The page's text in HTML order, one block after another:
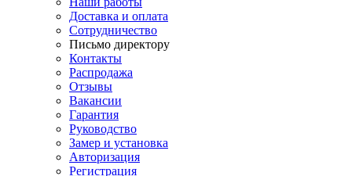
Доставка и оплата
Сотрудничество
Письмо директору
Контакты
Распродажа
Отзывы
Вакансии
Гарантия
Руководство
Замер и установка
Авторизация
Регистрация